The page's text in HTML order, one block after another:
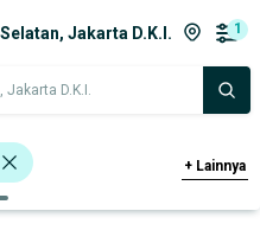
Jakarta D.K.I. 1
D.K.I.
+ Lainnya